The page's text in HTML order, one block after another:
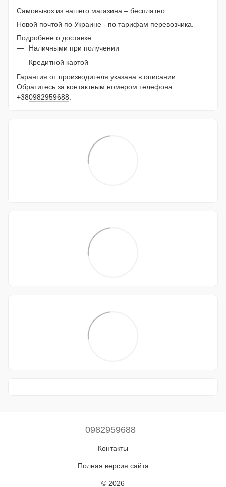
Самовывоз из нашего магазина – бесплатно.
Новой почтой по Украине - по тарифам перевозчика.
Подробнее о доставке
Наличными при получении
Кредитной картой
Гарантия от производителя указана в описании.
Обратитесь за контактным номером телефона
+380982959688
0982959688
Контакты
Полная версия сайта
© 2026